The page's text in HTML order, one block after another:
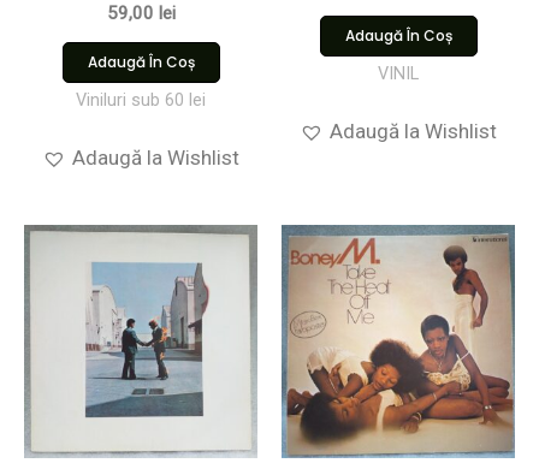
59,00 lei
Adaugă În Coș
Viniluri sub 60 lei
Adaugă la Wishlist
Adaugă În Coș
VINIL
Adaugă la Wishlist